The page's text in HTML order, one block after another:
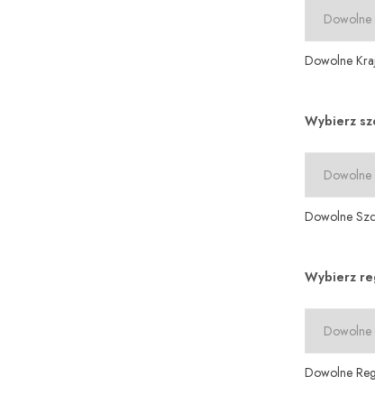
Dowolne
Wybierz
Dowolne
Wybierz
Dowolne